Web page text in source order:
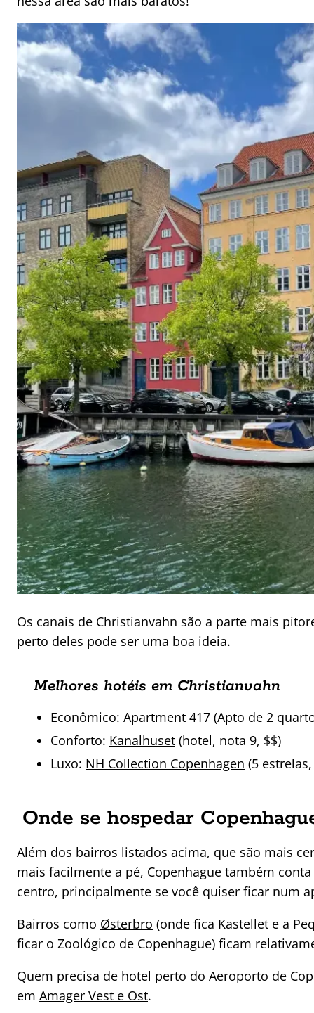
Os canais de Christianvahn são a parte mais
perto deles pode ser uma boa ideia.
Melhores hotéis em Christianvahn
Econômico: Apartment 417 (Apto de 2
Conforto: Kanalhuset (hotel, nota 9, $$)
Luxo: NH Collection Copenhagen (5
Onde se hospedar
Além dos bairros listados acima, que são mais
mais facilmente a pé, Copenhague também
centro, principalmente se você quiser ficar num
Bairros como Østerbro (onde fica Kastellet e a
ficar o Zoológico de Copenhague) ficam
Quem precisa de hotel perto do Aeroporto de
em Amager Vest e Ost.